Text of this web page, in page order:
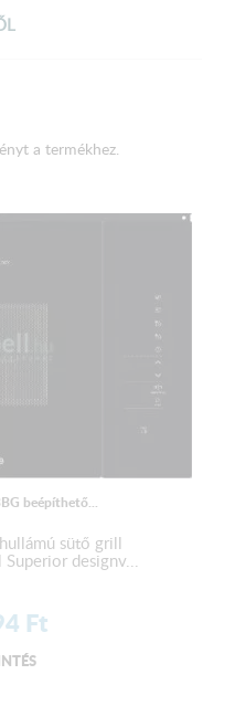
üzemmód
34,3 cm
a termékhez.
beépíthető...
sütő grill
designv...
Ft